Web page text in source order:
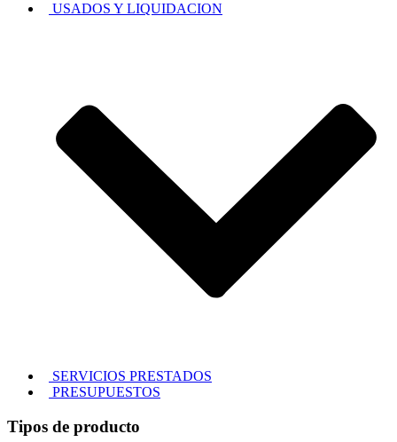
USADOS Y LIQUIDACION
SERVICIOS PRESTADOS
PRESUPUESTOS
Tipos de producto